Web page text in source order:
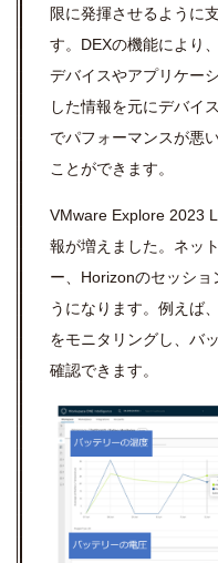
限に発揮させるように
す。DEXの機能により、
デバイスやアプリケー
した情報を元にデバイ
でパフォーマンスが悪
ことができます。
VMware Explore 2023
報が増えました。ネッ
ー、 Horizonのセッショ
うになります。例えば、
をモニタリングし、バ
確認できます。